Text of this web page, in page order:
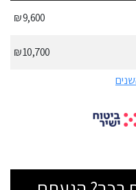
9,600 ₪
10,700 ₪